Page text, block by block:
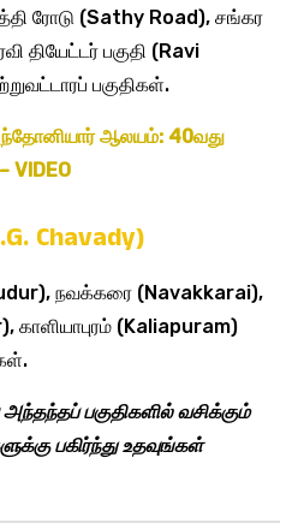
ரோடு (Sathy Road), சங்கர
தியேட்டர் பகுதி (Ravi
பகுதிகள்.
ஆலயம்: 40வது
VIDEO
Chavady)
நவக்கரை (Navakkarai),
காளியாபுரம் (Kaliapuram)
பகுதிகளில் வசிக்கும்
பகிர்ந்து உதவுங்கள்